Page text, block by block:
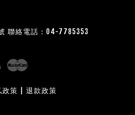
聯絡電話：04-7785353
Visa
政策 退款政策